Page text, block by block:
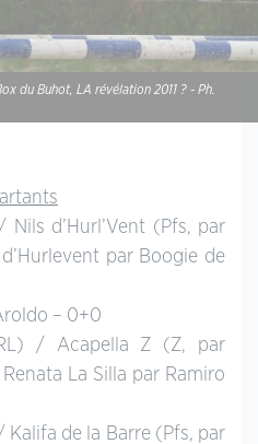
du Buhot, LA révélation 2011 ? - Ph.
d’Hurl’Vent (Pfs, par
par Boogie de
– 0+0
/ Acapella Z (Z, par
La Silla par Ramiro
Kalifa de la Barre (Pfs, par